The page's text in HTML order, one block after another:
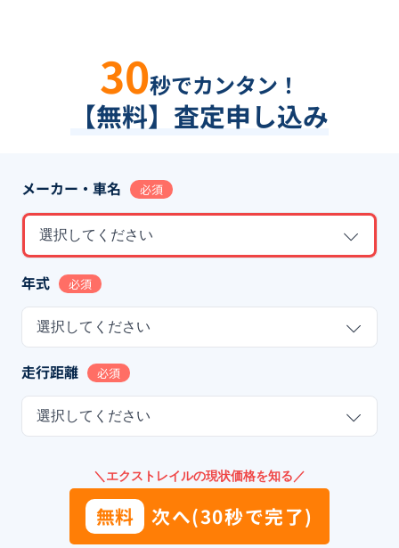
30秒でカンタン！
【無料】査定申し込み
メーカー・車名 必須
選択してください
年式 必須
選択してください
走行距離 必須
選択してください
＼エクストレイルの現状価格を知る／
無料 次へ(30秒で完了)